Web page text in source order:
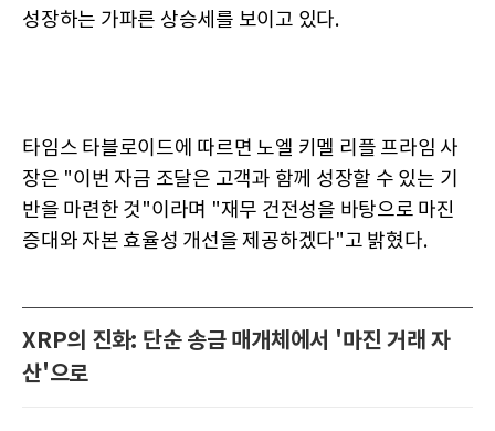
성장하는 가파른 상승세를 보이고 있다.
타임스 타블로이드에 따르면 노엘 키멜 리플 프라임 사
장은 "이번 자금 조달은 고객과 함께 성장할 수 있는 기
반을 마련한 것"이라며 "재무 건전성을 바탕으로 마진
증대와 자본 효율성 개선을 제공하겠다"고 밝혔다.
XRP의 진화: 단순 송금 매개체에서 '마진 거래 자
산'으로